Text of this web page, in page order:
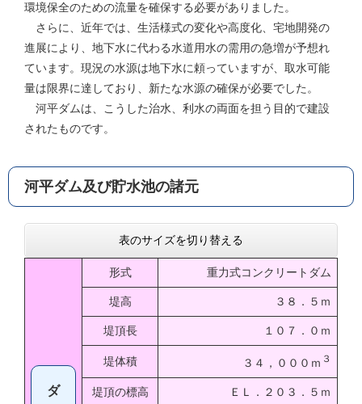
環境保全のための流量を確保する必要がありました。
さらに、近年では、生活様式の変化や高度化、宅地開発の
進展により、地下水に代わる水道用水の需用の急増が予想れ
ています。現況の水源は地下水に頼っていますが、取水可能
量は限界に達しており、新たな水源の確保が必要でした。
河平ダムは、こうした治水、利水の両面を担う目的で建設
されたものです。
河平ダム及び貯水池の諸元
表のサイズを切り替える
ダ
形式 重力式コンクリートダム
堤高 ３８．５ｍ
堤頂長 １０７．０ｍ
堤体積 ３４，０００ｍ ３
堤頂の標高 ＥＬ．２０３．５ｍ